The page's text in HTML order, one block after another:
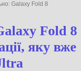
Galaxy Fold 8
Fold 8
яку вже